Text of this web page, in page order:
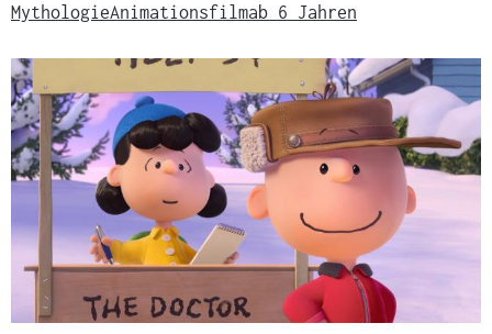
MythologieAnimationsfilmab 6 Jahren